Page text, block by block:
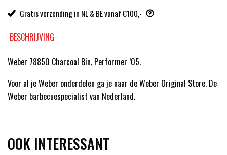
Gratis verzending in NL & BE vanaf €100,-
BESCHRIJVING
Weber 78850 Charcoal Bin, Performer ’05.
Voor al je Weber onderdelen ga je naar de Weber Original Store. De
Weber barbecuespecialist van Nederland.
OOK INTERESSANT